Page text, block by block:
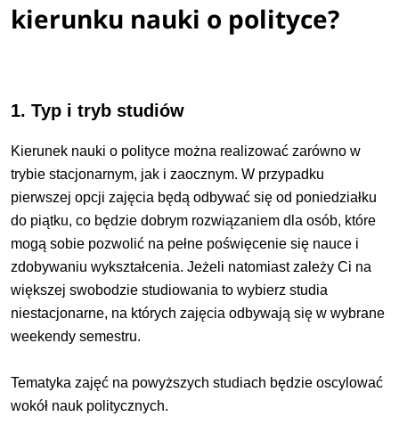
kierunku nauki o polityce?
1. Typ i tryb studiów
Kierunek nauki o polityce można realizować zarówno w
trybie stacjonarnym, jak i zaocznym. W przypadku
pierwszej opcji zajęcia będą odbywać się od poniedziałku
do piątku, co będzie dobrym rozwiązaniem dla osób, które
mogą sobie pozwolić na pełne poświęcenie się nauce i
zdobywaniu wykształcenia. Jeżeli natomiast zależy Ci na
większej swobodzie studiowania to wybierz studia
niestacjonarne, na których zajęcia odbywają się w wybrane
weekendy semestru.
Tematyka zajęć na powyższych studiach będzie oscylować
wokół nauk politycznych.